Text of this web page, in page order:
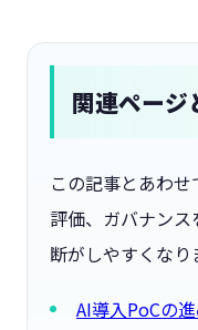
関連ページ
この記事とあわ
評価、ガバナン
断がしやすくなり
AI導入PoCの